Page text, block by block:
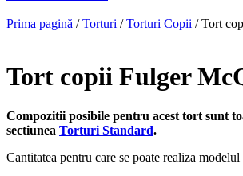
Prima pagină /Torturi /Torturi Copii / Tort
Tort copii Fulger
Compozitii posibile pentru acest tort sunt
sectiunea Torturi Standard.
Cantitatea pentru care se poate realiza